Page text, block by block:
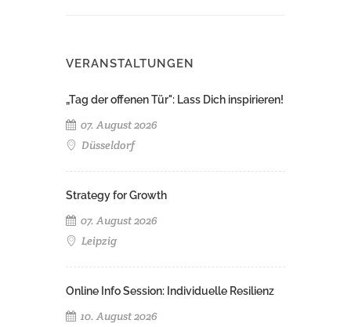
VERANSTALTUNGEN
„Tag der offenen Tür": Lass Dich inspirieren!
07. August 2026
Düsseldorf
Strategy for Growth
07. August 2026
Leipzig
Online Info Session: Individuelle Resilienz
10. August 2026